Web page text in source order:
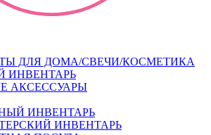
ДЛЯ ДОМА/СВЕЧИ/КОСМЕТИКА
ИНВЕНТАРЬ
АКСЕССУАРЫ
ИНВЕНТАРЬ
ИНВЕНТАРЬ